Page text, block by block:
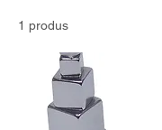
1 produs